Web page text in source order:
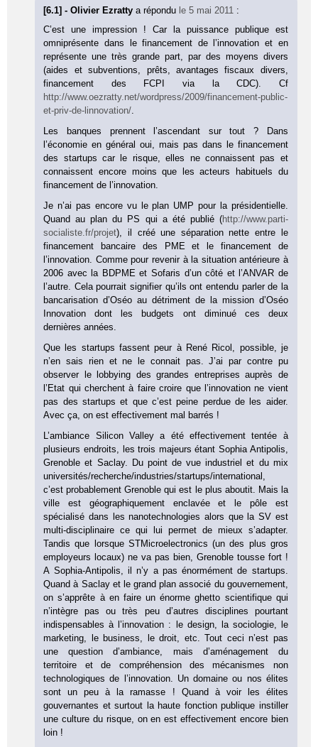
[6.1] - Olivier Ezrattya répondu le 5 mai 2011 :
C’est une impression ! Car la puissance publique est
omniprésente dans le financement de l’innovation et en
représente une très grande part, par des moyens divers
(aides et subventions, prêts, avantages fiscaux divers,
financement des FCPI via la CDC). Cf
http://www.oezratty.net/wordpress/2009/financement-public-
et-priv-de-linnovation/.
Les banques prennent l’ascendant sur tout ? Dans
l’économie en général oui, mais pas dans le financement
des startups car le risque, elles ne connaissent pas et
connaissent encore moins que les acteurs habituels du
financement de l’innovation.
Je n’ai pas encore vu le plan UMP pour la présidentielle.
Quand au plan du PS qui a été publié (http://www.parti-
socialiste.fr/projet), il créé une séparation nette entre le
financement bancaire des PME et le financement de
l’innovation. Comme pour revenir à la situation antérieure à
2006 avec la BDPME et Sofaris d’un côté et l’ANVAR de
l’autre. Cela pourrait signifier qu’ils ont entendu parler de la
bancarisation d’Oséo au détriment de la mission d’Oséo
Innovation dont les budgets ont diminué ces deux
dernières années.
Que les startups fassent peur à René Ricol, possible, je
n’en sais rien et ne le connait pas. J’ai par contre pu
observer le lobbying des grandes entreprises auprès de
l’Etat qui cherchent à faire croire que l’innovation ne vient
pas des startups et que c’est peine perdue de les aider.
Avec ça, on est effectivement mal barrés !
L’ambiance Silicon Valley a été effectivement tentée à
plusieurs endroits, les trois majeurs étant Sophia Antipolis,
Grenoble et Saclay. Du point de vue industriel et du mix
universités/recherche/industries/startups/international,
c’est probablement Grenoble qui est le plus aboutit. Mais la
ville est géographiquement enclavée et le pôle est
spécialisé dans les nanotechnologies alors que la SV est
multi-disciplinaire ce qui lui permet de mieux s’adapter.
Tandis que lorsque STMicroelectronics (un des plus gros
employeurs locaux) ne va pas bien, Grenoble tousse fort !
A Sophia-Antipolis, il n’y a pas énormément de startups.
Quand à Saclay et le grand plan associé du gouvernement,
on s’apprête à en faire un énorme ghetto scientifique qui
n’intègre pas ou très peu d’autres disciplines pourtant
indispensables à l’innovation : le design, la sociologie, le
marketing, le business, le droit, etc. Tout ceci n’est pas
une question d’ambiance, mais d’aménagement du
territoire et de compréhension des mécanismes non
technologiques de l’innovation. Un domaine ou nos élites
sont un peu à la ramasse ! Quand à voir les élites
gouvernantes et surtout la haute fonction publique instiller
une culture du risque, on en est effectivement encore bien
loin !